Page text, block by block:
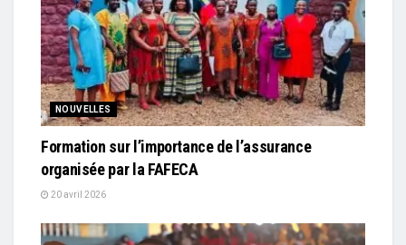
NOUVELLES
Formation sur l’importance de l’assurance
organisée par la FAFECA
20 avril 2026